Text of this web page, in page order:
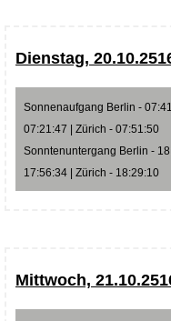
Dienstag,
Sonnenaufgang Berlin -
07:21:47 | Zürich - 07:51:50
Sonntenuntergang Berlin -
17:56:34 | Zürich - 18:29:10
Mittwoch,